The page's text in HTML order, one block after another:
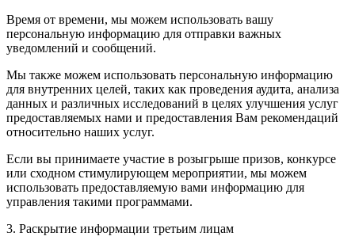
Время от времени, мы можем использовать вашу
персональную информацию для отправки важных
уведомлений и сообщений.
Мы также можем использовать персональную информацию
для внутренних целей, таких как проведения аудита, анализа
данных и различных исследований в целях улучшения услуг
предоставляемых нами и предоставления Вам рекомендаций
относительно наших услуг.
Если вы принимаете участие в розыгрыше призов, конкурсе
или сходном стимулирующем мероприятии, мы можем
использовать предоставляемую вами информацию для
управления такими программами.
3. Раскрытие информации третьим лицам